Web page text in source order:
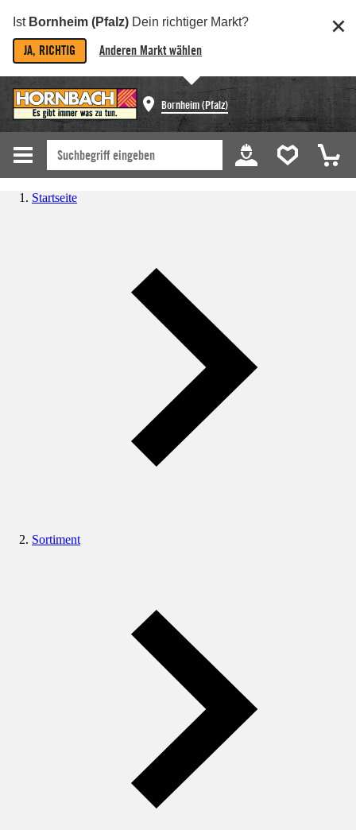
Ist Bornheim (Pfalz) Dein richtiger Markt?
JA, RICHTIG Anderen Markt wählen
Bornheim (Pfalz)
Startseite
Sortiment